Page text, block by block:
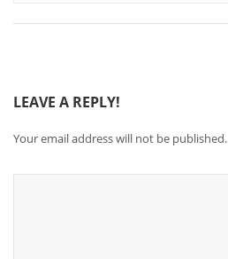
LEAVE A REPLY!
Your email address will not be published.